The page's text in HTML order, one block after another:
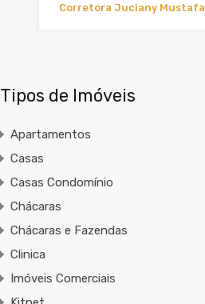
Corretora Juciany Mustafa
Tipos de Imóveis
Apartamentos
Casas
Casas Condomínio
Chácaras
Chácaras e Fazendas
Clinica
Imóveis Comerciais